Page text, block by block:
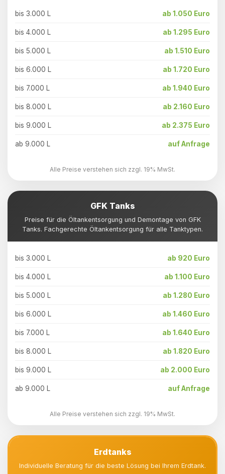
bis 3.000 L ab 1.050 Euro
bis 4.000 L ab 1.295 Euro
bis 5.000 L ab 1.510 Euro
bis 6.000 L ab 1.720 Euro
bis 7.000 L ab 1.940 Euro
bis 8.000 L ab 2.160 Euro
bis 9.000 L ab 2.375 Euro
ab 9.000 L auf Anfrage
Alle Preise verstehen sich zzgl. 19% MwSt.
GFK Tanks
Preise für die Öltankentsorgung und Demontage von GFK
Tanks. Fachgerechte Öltankentsorgung für alle Tanktypen.
bis 3.000 L ab 920 Euro
bis 4.000 L ab 1.100 Euro
bis 5.000 L ab 1.280 Euro
bis 6.000 L ab 1.460 Euro
bis 7.000 L ab 1.640 Euro
bis 8.000 L ab 1.820 Euro
bis 9.000 L ab 2.000 Euro
ab 9.000 L auf Anfrage
Alle Preise verstehen sich zzgl. 19% MwSt.
Erdtanks
Individuelle Beratung für die beste Lösung bei Ihrem Erdtank.